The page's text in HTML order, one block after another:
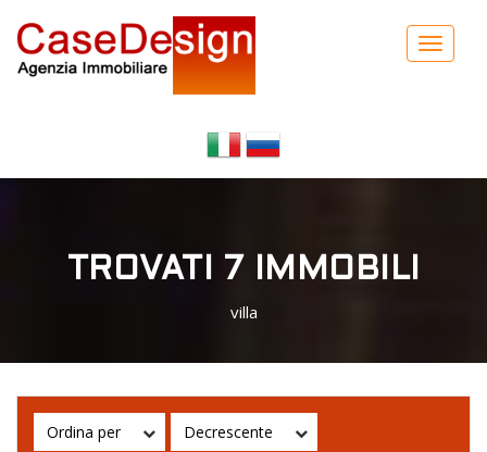
Toggle
TROVATI 7 IMMOBILI
villa
Ordina per Decrescente